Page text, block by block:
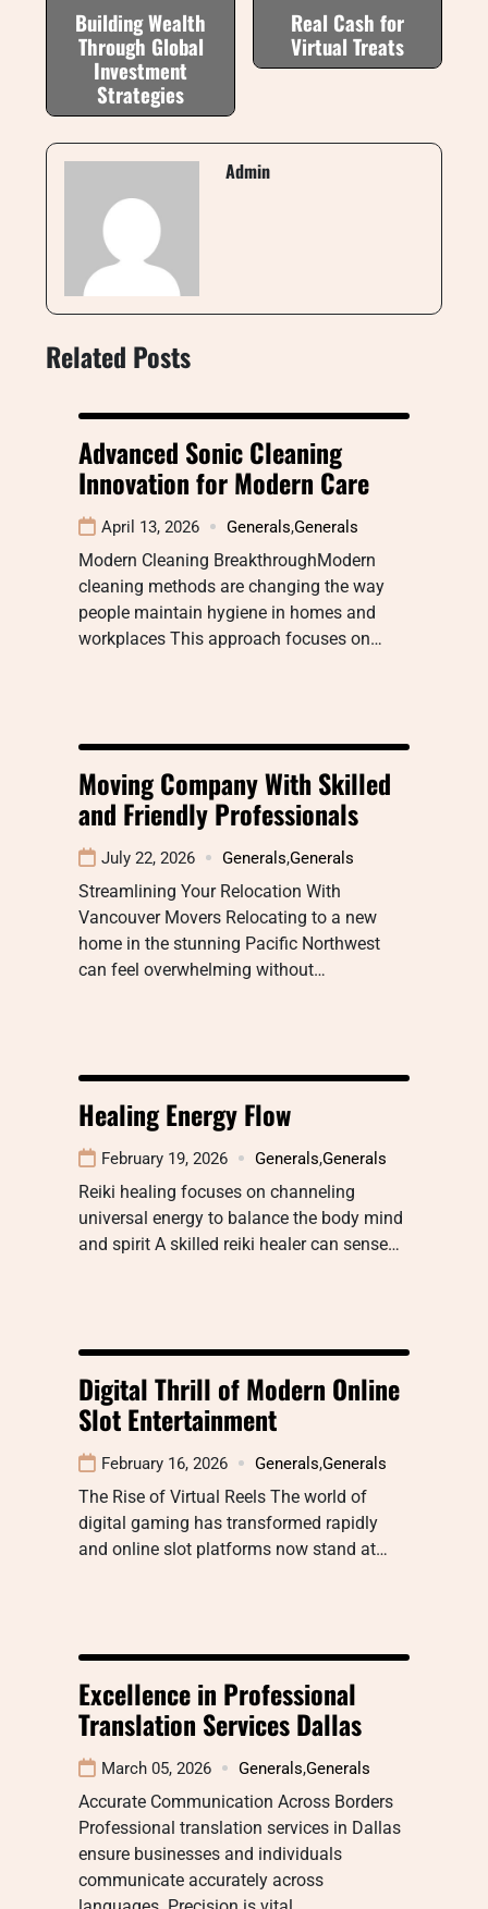
Building Wealth
Through Global
Investment
Strategies
Real Cash for
Virtual Treats
Admin
Related Posts
Advanced Sonic Cleaning
Innovation for Modern Care
April 13, 2026 Generals,Generals
Modern Cleaning BreakthroughModern
cleaning methods are changing the way
people maintain hygiene in homes and
workplaces This approach focuses on…
Moving Company With Skilled
and Friendly Professionals
July 22, 2026 Generals,Generals
Streamlining Your Relocation With
Vancouver Movers Relocating to a new
home in the stunning Pacific Northwest
can feel overwhelming without…
Healing Energy Flow
February 19, 2026 Generals,Generals
Reiki healing focuses on channeling
universal energy to balance the body mind
and spirit A skilled reiki healer can sense…
Digital Thrill of Modern Online
Slot Entertainment
February 16, 2026 Generals,Generals
The Rise of Virtual Reels The world of
digital gaming has transformed rapidly
and online slot platforms now stand at…
Excellence in Professional
Translation Services Dallas
March 05, 2026 Generals,Generals
Accurate Communication Across Borders
Professional translation services in Dallas
ensure businesses and individuals
communicate accurately across